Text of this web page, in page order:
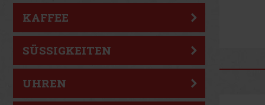
KAFFEE
SÜSSIGKEITEN
UHREN